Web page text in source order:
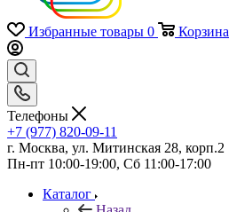
Избранные товары 0 Корзина
Телефоны
+7 (977) 820-09-11
г. Москва, ул. Митинская 28, корп.2
Пн-пт 10:00-19:00, Сб 11:00-17:00
Каталог